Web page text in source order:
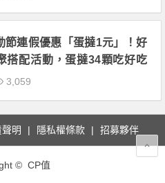
節連假優惠「蛋撻1元」！好
搭配活動，蛋撻34顆吃好吃
3,059
明 隱私權條款 招募夥伴
© CP值